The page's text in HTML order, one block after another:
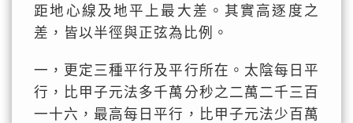
距地心線及地平上最大差。其實高逐度之
差，皆以半徑與正弦為比例。
一，更定三種平行及平行所在。太陰每日平
行，比甲子元法多千萬分秒之二萬二千三百
一十六，最高每日平行，比甲子元法少百萬